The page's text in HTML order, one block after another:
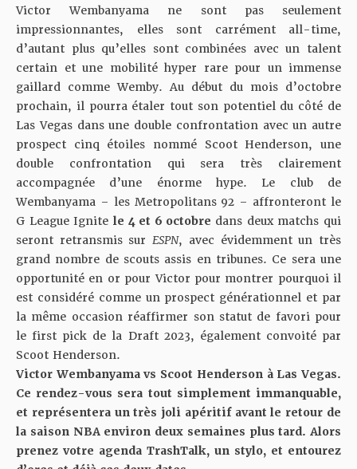
Victor Wembanyama ne sont pas seulement
impressionnantes, elles sont carrément all-time,
d’autant plus qu’elles sont combinées avec un talent
certain et une mobilité hyper rare pour un immense
gaillard comme Wemby. Au début du mois d’octobre
prochain, il pourra étaler tout son potentiel du côté de
Las Vegas dansune double confrontation avec un autre
prospect cinq étoiles nommé Scoot Henderson, une
double confrontation qui sera très clairement
accompagnée d’une énorme hype. Le club de
Wembanyama – les Metropolitans 92 – affronteront le
G League Ignite le 4 et 6 octobre dans deux matchs qui
seront retransmis sur ESPN, avec évidemment un très
grand nombre de scouts assis en tribunes. Ce sera une
opportunité en or pour Victor pour montrer pourquoi il
est considéré comme un prospect générationnel et par
la même occasion réaffirmer son statut de favori pour
le first pick de la Draft 2023, également convoité par
Scoot Henderson.
Victor Wembanyama vs Scoot Henderson à Las Vegas.
Ce rendez-vous sera tout simplement immanquable,
et représentera un très joli apéritif avant le retour de
la saison NBA environ deux semaines plus tard. Alors
prenez votre agenda TrashTalk, un stylo, et entourez